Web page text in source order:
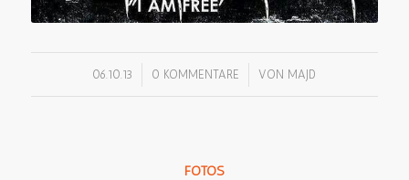
06.10.13 0 KOMMENTARE
/ VON MAJD
FOTOS